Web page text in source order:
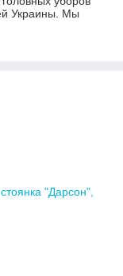
Украины. Мы
"Дарсон",